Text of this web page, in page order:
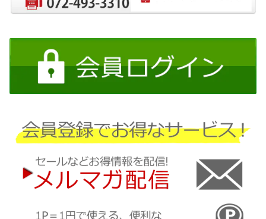
ダイハツ
三菱
スバル